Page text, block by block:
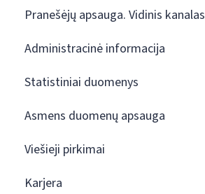
Pranešėjų apsauga. Vidinis kanalas
Administracinė informacija
Statistiniai duomenys
Asmens duomenų apsauga
Viešieji pirkimai
Karjera